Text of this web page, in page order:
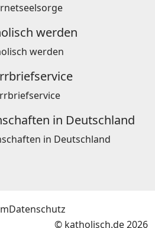
werden
in Deutschland
Datenschutz
© katholisch.de 2026